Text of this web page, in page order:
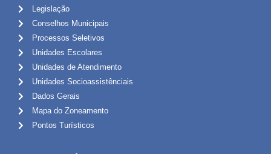
Legislação
Conselhos Municipais
Processos Seletivos
Unidades Escolares
Unidades de Atendimento
Unidades Socioassistênciais
Dados Gerais
Mapa do Zoneamento
Pontos Turísticos